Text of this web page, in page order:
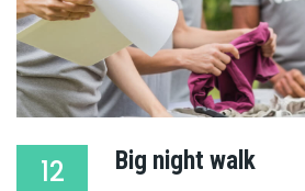
12 Big night walk